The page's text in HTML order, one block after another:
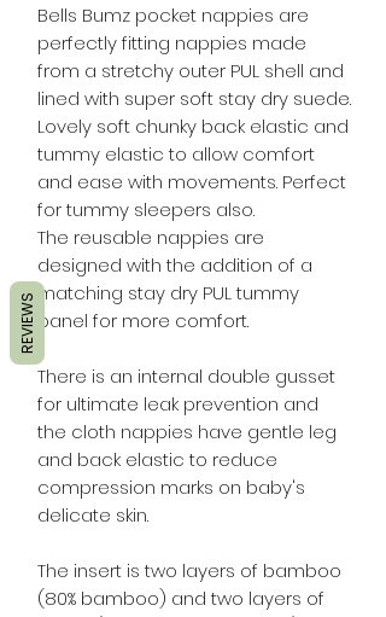
Bells Bumz pocket nappies are
perfectly fitting nappies made
from a stretchy outer PUL shell and
lined with super soft stay dry suede.
Lovely soft chunky back elastic and
tummy elastic to allow comfort
and ease with movements. Perfect
for tummy sleepers also.
The reusable nappies are
designed with the addition of a
matching stay dry PUL tummy
panel for more comfort.
There is an internal double gusset
for ultimate leak prevention and
the cloth nappies have gentle leg
and back elastic to reduce
compression marks on baby's
delicate skin.
The insert is two layers of bamboo
(80% bamboo) and two layers of
REVIEWS